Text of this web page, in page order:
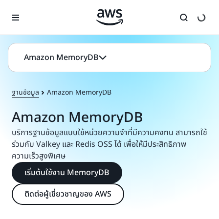
Amazon MemoryDB
ฐานข้อมูล Amazon MemoryDB
Amazon MemoryDB
บริการฐานข้อมูลแบบใช้หน่วยความจำที่มีความคงทน สามารถใช้
ร่วมกับ Valkey และ Redis OSS ได้ เพื่อให้มีประสิทธิภาพ
ความเร็วสูงพิเศษ
เริ่มต้นใช้งาน MemoryDB
ติดต่อผู้เชี่ยวชาญของ AWS